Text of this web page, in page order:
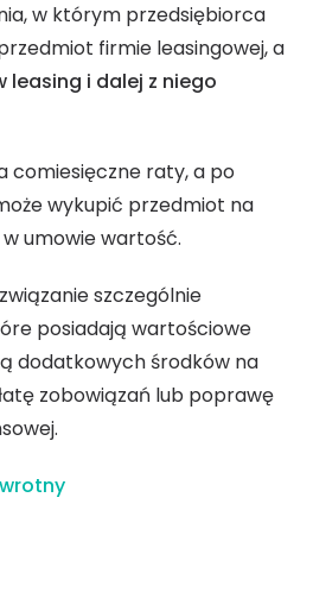
w którym przedsiębiorca
firmie leasingowej, a
leasing i dalej z niego
comiesięczne raty, a po
wykupić przedmiot na
umowie wartość.
szczególnie
posiadają wartościowe
dodatkowych środków na
zobowiązań lub poprawę